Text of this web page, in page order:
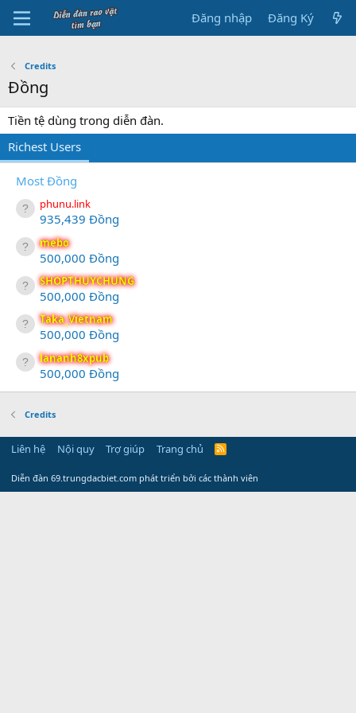
Đăng nhập Đăng Ký
Credits
Đồng
Tiền tệ dùng trong diễn đàn.
Richest Users
Most Đồng
phunu.link
935,439 Đồng
mebo
500,000 Đồng
SHOPTHUYCHUNG
500,000 Đồng
Taka_Vietnam
500,000 Đồng
lananh8xpub
500,000 Đồng
Credits
Liên hệ Nội quy Trợ giúp Trang chủ
R
S
Diễn đàn 69.trungdacbiet.com phát triển bởi các thành viên